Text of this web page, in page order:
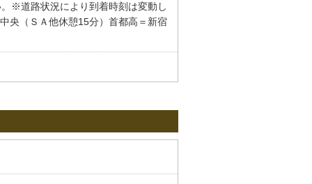
※道路状況により到着時刻は変動し
央（ＳＡ他休憩15分）首都高＝新宿